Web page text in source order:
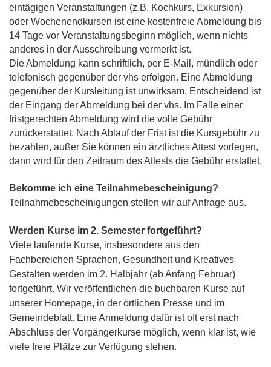
eintägigen Veranstaltungen (z.B. Kochkurs, Exkursion)
oder Wochenendkursen ist eine kostenfreie Abmeldung bis
14 Tage vor Veranstaltungsbeginn möglich, wenn nichts
anderes in der Ausschreibung vermerkt ist.
Die Abmeldung kann schriftlich, per E-Mail, mündlich oder
telefonisch gegenüber der vhs erfolgen. Eine Abmeldung
gegenüber der Kursleitung ist unwirksam. Entscheidend ist
der Eingang der Abmeldung bei der vhs. Im Falle einer
fristgerechten Abmeldung wird die volle Gebühr
zurückerstattet. Nach Ablauf der Frist ist die Kursgebühr zu
bezahlen, außer Sie können ein ärztliches Attest vorlegen,
dann wird für den Zeitraum des Attests die Gebühr erstattet.
Bekomme ich eine Teilnahmebescheinigung?
Teilnahmebescheinigungen stellen wir auf Anfrage aus.
Werden Kurse im 2. Semester fortgeführt?
Viele laufende Kurse, insbesondere aus den
Fachbereichen Sprachen, Gesundheit und Kreatives
Gestalten werden im 2. Halbjahr (ab Anfang Februar)
fortgeführt. Wir veröffentlichen die buchbaren Kurse auf
unserer Homepage, in der örtlichen Presse und im
Gemeindeblatt. Eine Anmeldung dafür ist oft erst nach
Abschluss der Vorgängerkurse möglich, wenn klar ist, wie
viele freie Plätze zur Verfügung stehen.